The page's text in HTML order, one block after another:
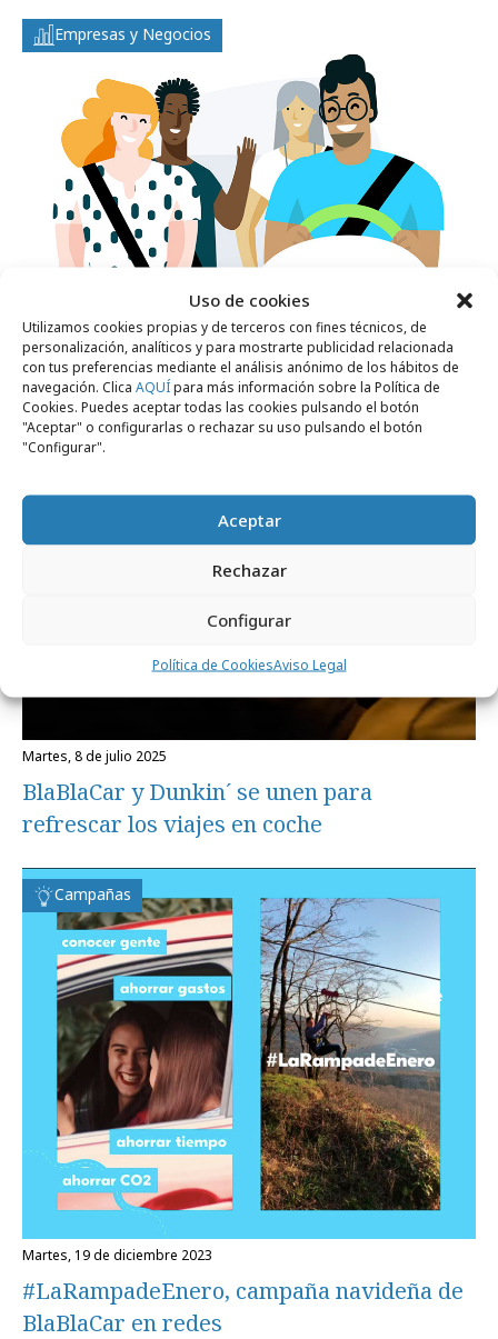
Uso de cookies
Utilizamos cookies propias y de terceros con fines técnicos, de
personalización, analíticos y para mostrarte publicidad relacionada
con tus preferencias mediante el análisis anónimo de los hábitos de
navegación. Clica AQUÍpara más información sobre la Política de
Cookies. Puedes aceptar todas las cookies pulsando el botón
"Aceptar" o configurarlas o rechazar su uso pulsando el botón
"Configurar".
Aceptar
Rechazar
Configurar
Política de CookiesAviso Legal
Empresas y Negocios
jueves, 28 de agosto 2025
Los favoritos de los madrileños para viajar
en BlaBlaCar
martes, 8 de julio 2025
BlaBlaCar y Dunkin´ se unen para
refrescar los viajes en coche
Campañas
martes, 19 de diciembre 2023
#LaRampadeEnero, campaña navideña de
BlaBlaCar en redes